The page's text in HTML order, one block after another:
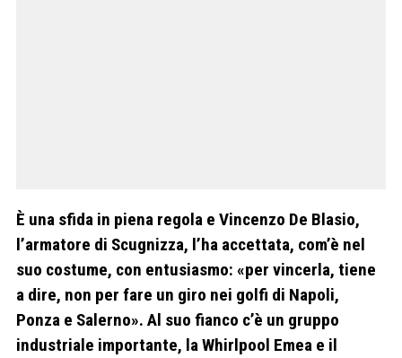
È una sfida in piena regola e Vincenzo De Blasio,
l’armatore di Scugnizza, l’ha accettata, com’è nel
suo costume, con entusiasmo: «per vincerla, tiene
a dire, non per fare un giro nei golfi di Napoli,
Ponza e Salerno». Al suo fianco c’è un gruppo
industriale importante, la Whirlpool Emea e il